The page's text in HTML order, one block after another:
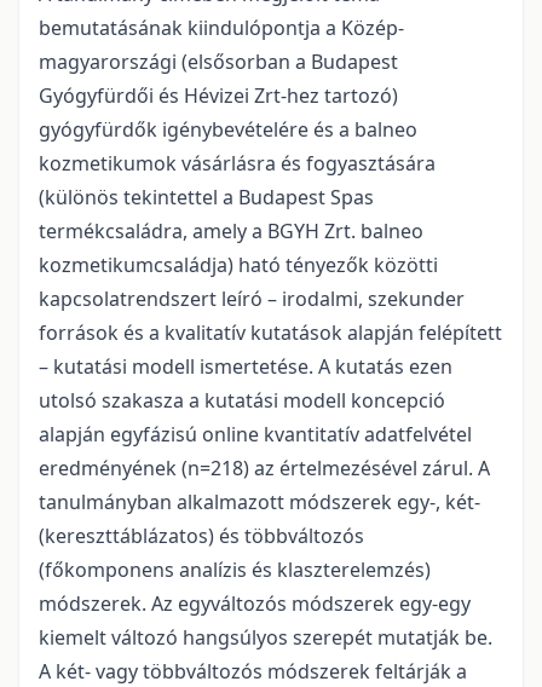
bemutatásának kiindulópontja a Közép-
magyarországi (elsősorban a Budapest
Gyógyfürdői és Hévizei Zrt-hez tartozó)
gyógyfürdők igénybevételére és a balneo
kozmetikumok vásárlásra és fogyasztására
(különös tekintettel a Budapest Spas
termékcsaládra, amely a BGYH Zrt. balneo
kozmetikumcsaládja) ható tényezők közötti
kapcsolatrendszert leíró – irodalmi, szekunder
források és a kvalitatív kutatások alapján felépített
– kutatási modell ismertetése. A kutatás ezen
utolsó szakasza a kutatási modell koncepció
alapján egyfázisú online kvantitatív adatfelvétel
eredményének (n=218) az értelmezésével zárul. A
tanulmányban alkalmazott módszerek egy-, két-
(kereszttáblázatos) és többváltozós
(főkomponens analízis és klaszterelemzés)
módszerek. Az egyváltozós módszerek egy-egy
kiemelt változó hangsúlyos szerepét mutatják be.
A két- vagy többváltozós módszerek feltárják a